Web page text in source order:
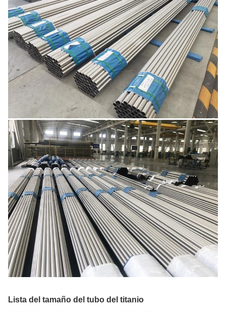
Lista del tamaño del tubo del titanio